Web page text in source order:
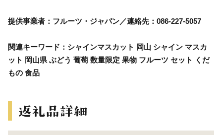
提供事業者：フルーツ・ジャパン／連絡先：086-227-5057
関連キーワード：シャインマスカット 岡山 シャイン マスカ
ット 岡山県 ぶどう 葡萄 数量限定 果物 フルーツ セット くだ
もの 食品